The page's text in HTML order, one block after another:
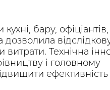
бару,
Технічна
і головному
ефективність